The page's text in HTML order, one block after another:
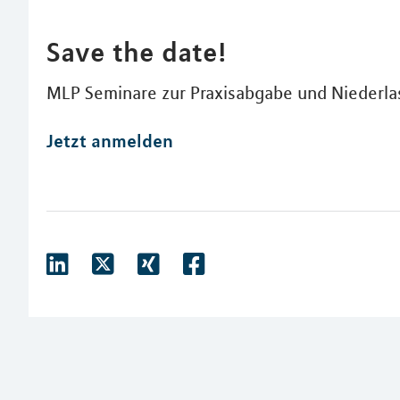
Save the date!
MLP Seminare zur Praxisabgabe und
Jetzt anmelden